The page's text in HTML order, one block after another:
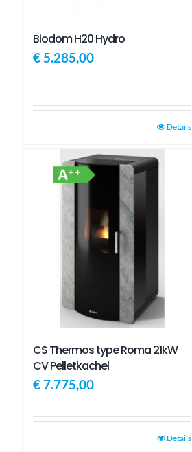
Biodom H20 Hydro
€ 5.285,00
Details
CS Thermos type Roma 21kW
CV Pelletkachel
€7.775,00
Details